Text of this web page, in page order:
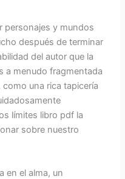
personajes y mundos
después de terminar
del autor que la
a menudo fragmentada
una rica tapicería
límites libro pdf la
sobre nuestro
en el alma, un